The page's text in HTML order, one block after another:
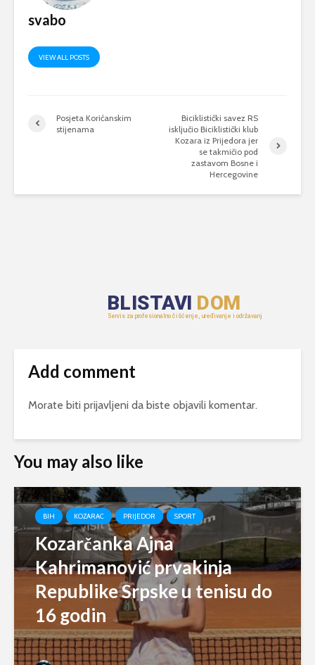
svabo
VIEW ALL POSTS
Posjeta Korićanskim
stijenama
Biciklistički savez RS
isključio Biciklistički klub
Kozara iz Prijedora jer
se takmičio pod
zastavom Bosne i
Hercegovine
Add comment
Morate biti prijavljeni da biste objavili komentar.
You may also like
BIH KOZARAC PRIJEDOR SPORT
Kozarčanka Ajna
Kahrimanović prvakinja
Republike Srpske u tenisu do
16 godin